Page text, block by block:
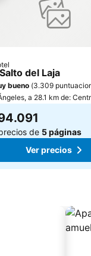
del Laja
bueno (3.309
a 28.1 km de:
de 5 páginas
Ver precios